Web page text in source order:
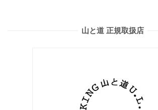
山と道 正規取扱店